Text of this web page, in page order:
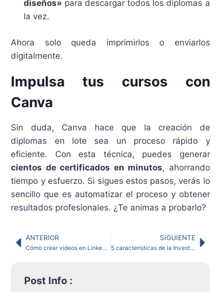
diseños» para descargar todos los diplomas a
la vez.
Ahora solo queda imprimirlos o enviarlos
digitalmente.
Impulsa tus cursos con
Canva
Sin duda, Canva hace que la creación de
diplomas en lote sea un proceso rápido y
eficiente. Con esta técnica, puedes generar
cientos de certificados en minutos, ahorrando
tiempo y esfuerzo. Si sigues estos pasos, verás lo
sencillo que es automatizar el proceso y obtener
resultados profesionales. ¿Te animas a probarlo?
ANTERIOR
Cómo crear videos en LinkedIn para un alcance profesional
SIGUIENTE
5 características de la Investigación Científica muy poco conocidas
Post Info :